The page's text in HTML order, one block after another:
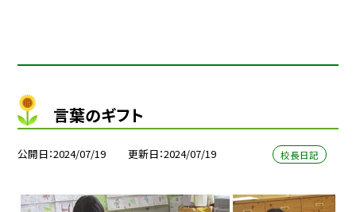
言葉のギフト
公開日 2024/07/19 更新日 2024/07/19 校長日記